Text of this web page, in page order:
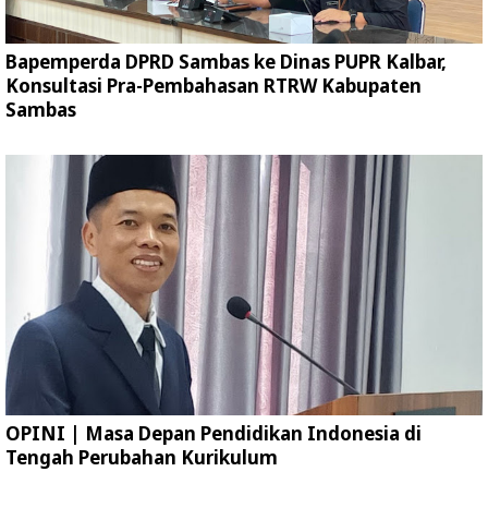
Bapemperda DPRD Sambas ke Dinas PUPR Kalbar,
Konsultasi Pra-Pembahasan RTRW Kabupaten
Sambas
OPINI | Masa Depan Pendidikan Indonesia di
Tengah Perubahan Kurikulum